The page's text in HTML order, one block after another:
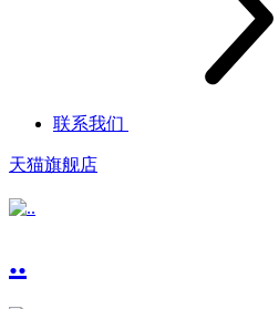
联系我们
天猫旗舰店
..